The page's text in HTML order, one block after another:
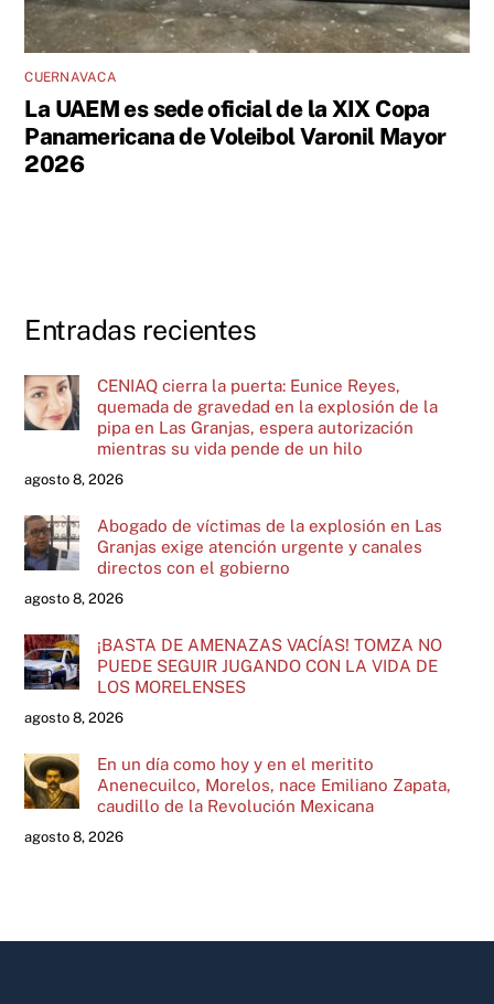
CUERNAVACA
La UAEM es sede oficial de la XIX Copa
Panamericana de Voleibol Varonil Mayor
2026
Entradas recientes
CENIAQ cierra la puerta: Eunice Reyes,
quemada de gravedad en la explosión de la
pipa en Las Granjas, espera autorización
mientras su vida pende de un hilo
agosto 8, 2026
Abogado de víctimas de la explosión en Las
Granjas exige atención urgente y canales
directos con el gobierno
agosto 8, 2026
¡BASTA DE AMENAZAS VACÍAS! TOMZA NO
PUEDE SEGUIR JUGANDO CON LA VIDA DE
LOS MORELENSES
agosto 8, 2026
En un día como hoy y en el meritito
Anenecuilco, Morelos, nace Emiliano Zapata,
caudillo de la Revolución Mexicana
agosto 8, 2026